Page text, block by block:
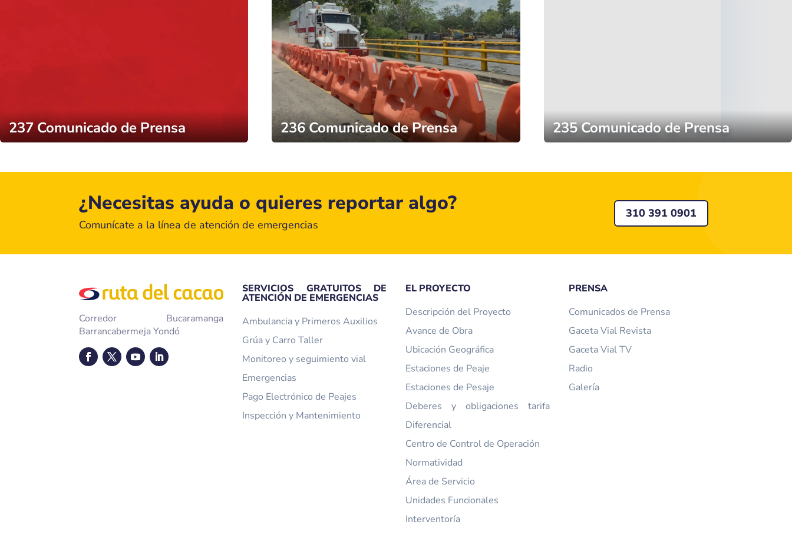
237 Comunicado de Prensa 236 Comunicado de Prensa 235 Comunicado de Prensa
¿Necesitas ayuda o quieres reportar algo?
Comunícate a la línea de atención de emergencias
310 391 0901
Corredor Bucaramanga
Barrancabermeja Yondó
SERVICIOS GRATUITOS DE
ATENCIÓN DE EMERGENCIAS
Ambulancia y Primeros Auxilios
Grúa y Carro Taller
Monitoreo y seguimiento vial
Emergencias
Pago Electrónico de Peajes
Inspección y Mantenimiento
EL PROYECTO
Descripción del Proyecto
Avance de Obra
Ubicación Geográfica
Estaciones de Peaje
Estaciones de Pesaje
Deberes y obligaciones tarifa
Diferencial
Centro de Control de Operación
Normatividad
Área de Servicio
Unidades Funcionales
Interventoría
PRENSA
Comunicados de Prensa
Gaceta Vial Revista
Gaceta Vial TV
Radio
Galería